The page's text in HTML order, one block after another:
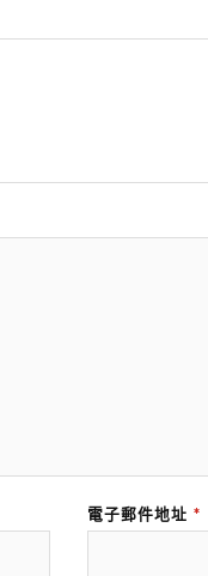
電子郵件地址 *